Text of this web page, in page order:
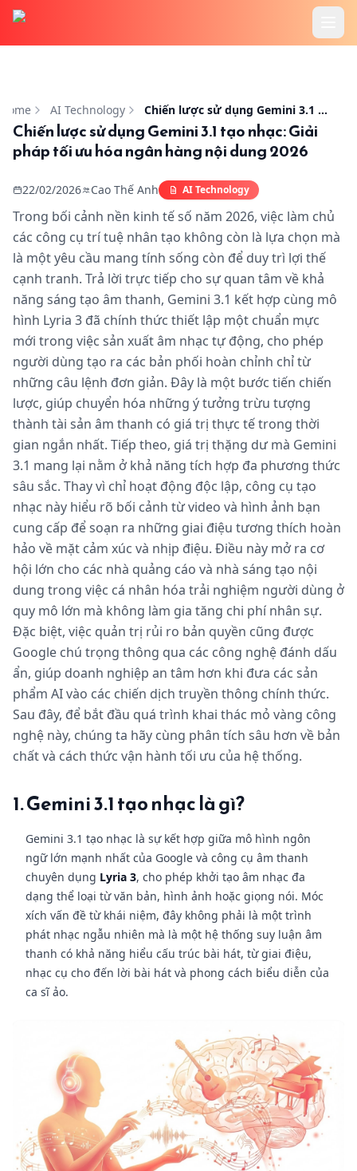
Tính Năng
Cookbook
Bảng Giá
Hướng Dẫn
Blog
Đăng Nhập
Home AI Technology Chiến lược sử dụng Gemini 3.1 tạo nhạc: Giải pháp tối ưu hóa ngân hàng nội dung 2026
Chiến lược sử dụng Gemini 3.1 tạo nhạc: Giải
pháp tối ưu hóa ngân hàng nội dung 2026
22/02/2026 Cao Thế Anh AI Technology
Trong bối cảnh nền kinh tế số năm 2026, việc làm chủ
các công cụ trí tuệ nhân tạo không còn là lựa chọn mà
là một yêu cầu mang tính sống còn để duy trì lợi thế
cạnh tranh. Trả lời trực tiếp cho sự quan tâm về khả
năng sáng tạo âm thanh, Gemini 3.1 kết hợp cùng mô
hình Lyria 3 đã chính thức thiết lập một chuẩn mực
mới trong việc sản xuất âm nhạc tự động, cho phép
người dùng tạo ra các bản phối hoàn chỉnh chỉ từ
những câu lệnh đơn giản. Đây là một bước tiến chiến
lược, giúp chuyển hóa những ý tưởng trừu tượng
thành tài sản âm thanh có giá trị thực tế trong thời
gian ngắn nhất. Tiếp theo, giá trị thặng dư mà Gemini
3.1 mang lại nằm ở khả năng tích hợp đa phương thức
sâu sắc. Thay vì chỉ hoạt động độc lập, công cụ tạo
nhạc này hiểu rõ bối cảnh từ video và hình ảnh bạn
cung cấp để soạn ra những giai điệu tương thích hoàn
hảo về mặt cảm xúc và nhịp điệu. Điều này mở ra cơ
hội lớn cho các nhà quảng cáo và nhà sáng tạo nội
dung trong việc cá nhân hóa trải nghiệm người dùng ở
quy mô lớn mà không làm gia tăng chi phí nhân sự.
Đặc biệt, việc quản trị rủi ro bản quyền cũng được
Google chú trọng thông qua các công nghệ đánh dấu
ẩn, giúp doanh nghiệp an tâm hơn khi đưa các sản
phẩm AI vào các chiến dịch truyền thông chính thức.
Sau đây, để bắt đầu quá trình khai thác mỏ vàng công
nghệ này, chúng ta hãy cùng phân tích sâu hơn về bản
chất và cách thức vận hành tối ưu của hệ thống.
1. Gemini 3.1 tạo nhạc là gì?
Gemini 3.1 tạo nhạc là sự kết hợp giữa mô hình ngôn
ngữ lớn mạnh nhất của Google và công cụ âm thanh
chuyên dụng Lyria 3, cho phép khởi tạo âm nhạc đa
dạng thể loại từ văn bản, hình ảnh hoặc giọng nói. Móc
xích vấn đề từ khái niệm, đây không phải là một trình
phát nhạc ngẫu nhiên mà là một hệ thống suy luận âm
thanh có khả năng hiểu cấu trúc bài hát, từ giai điệu,
nhạc cụ cho đến lời bài hát và phong cách biểu diễn của
ca sĩ ảo.